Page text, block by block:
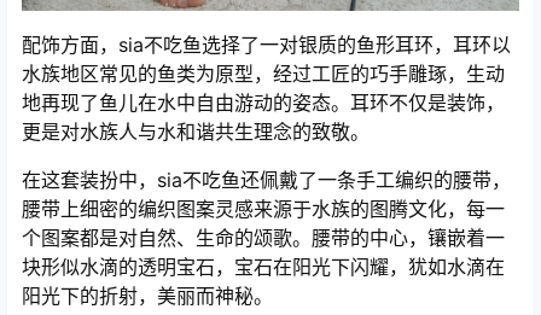
配饰方面，sia不吃鱼选择了一对银质的鱼形耳环，耳环以
水族地区常见的鱼类为原型，经过工匠的巧手雕琢，生动
地再现了鱼儿在水中自由游动的姿态。耳环不仅是装饰，
更是对水族人与水和谐共生理念的致敬。
在这套装扮中，sia不吃鱼还佩戴了一条手工编织的腰带，
腰带上细密的编织图案灵感来源于水族的图腾文化，每一
个图案都是对自然、生命的颂歌。腰带的中心，镶嵌着一
块形似水滴的透明宝石，宝石在阳光下闪耀，犹如水滴在
阳光下的折射，美丽而神秘。